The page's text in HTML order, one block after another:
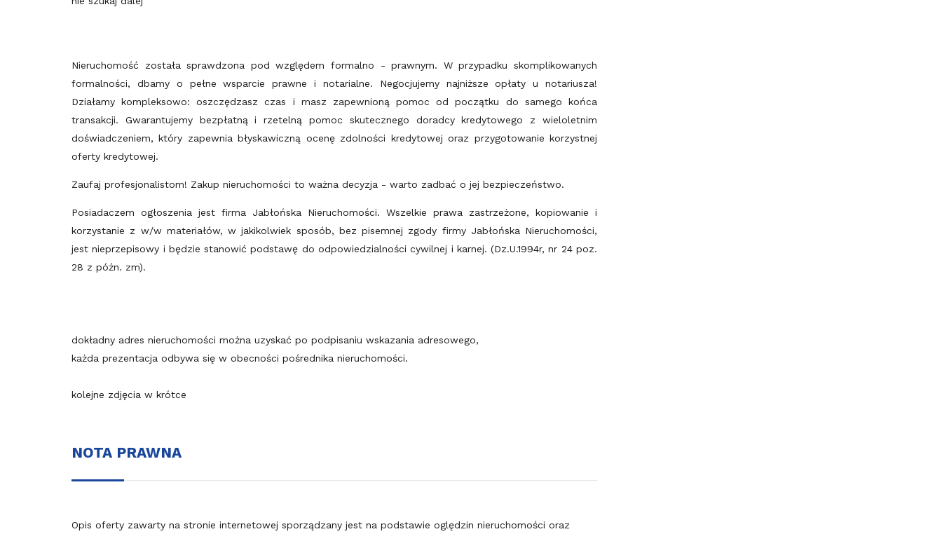
Nieruchomość została sprawdzona pod względem formalno - prawnym. W przypadku skomplikowanych
formalności, dbamy o pełne wsparcie prawne i notarialne. Negocjujemy najniższe opłaty u notariusza!
Działamy kompleksowo: oszczędzasz czas i masz zapewnioną pomoc od początku do samego końca
transakcji. Gwarantujemy bezpłatną i rzetelną pomoc skutecznego doradcy kredytowego z wieloletnim
doświadczeniem, który zapewnia błyskawiczną ocenę zdolności kredytowej oraz przygotowanie korzystnej
oferty kredytowej.
Zaufaj profesjonalistom! Zakup nieruchomości to ważna decyzja - warto zadbać o jej bezpieczeństwo.
Posiadaczem ogłoszenia jest firma Jabłońska Nieruchomości. Wszelkie prawa zastrzeżone, kopiowanie i
korzystanie z w/w materiałów, w jakikolwiek sposób, bez pisemnej zgody firmy Jabłońska Nieruchomości,
jest nieprzepisowy i będzie stanowić podstawę do odpowiedzialności cywilnej i karnej. (Dz.U.1994r, nr 24 poz.
28 z późn. zm).
dokładny adres nieruchomości można uzyskać po podpisaniu wskazania adresowego,
każda prezentacja odbywa się w obecności pośrednika nieruchomości.
kolejne zdjęcia w krótce
NOTA PRAWNA
Opis oferty zawarty na stronie internetowej sporządzany jest na podstawie oględzin nieruchomości oraz